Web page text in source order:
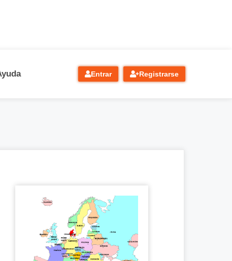
Entrar Registrarse